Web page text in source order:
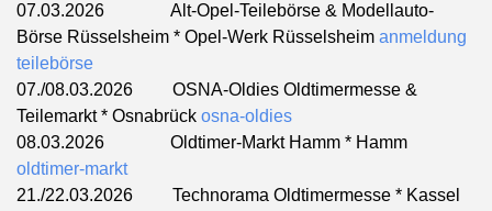
07.03.2026 Alt-Opel-Teilebörse & Modellauto-
Börse Rüsselsheim * Opel-Werk Rüsselsheim anmeldung
teilebörse
07./08.03.2026 OSNA-Oldies Oldtimermesse &
Teilemarkt * Osnabrück osna-oldies
08.03.2026 Oldtimer-Markt Hamm * Hamm
oldtimer-markt
21./22.03.2026 Technorama Oldtimermesse * Kassel